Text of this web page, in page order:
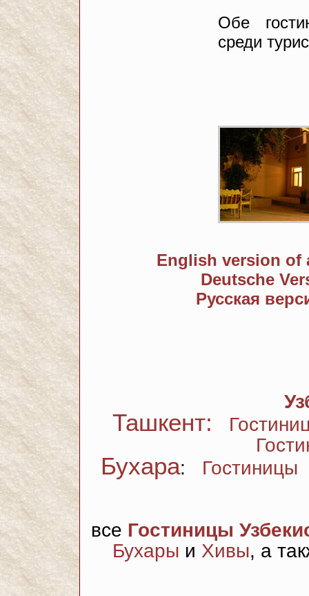
Обе
среди
English version of
Deutsche
Русская
Ташкент:
Бухара: Гостиницы
все Гостиницы
Бухары и Хивы, а